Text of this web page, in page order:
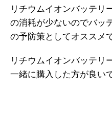
リチウムイオンバッテリ
の消耗が少ないのでバッ
の予防策としてオススメ
リチウムイオンバッテリ
一緒に購入した方が良い